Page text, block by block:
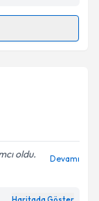
talebi
için bir
oldu.
Devamı